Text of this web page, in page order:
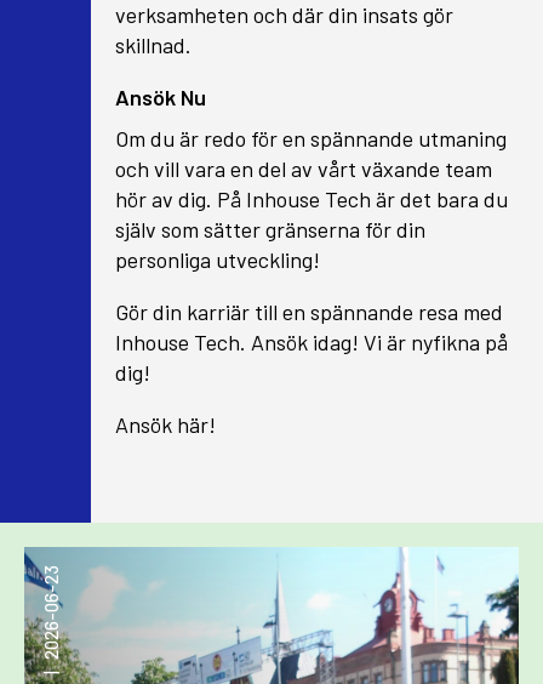
verksamheten och där din insats gör
skillnad.
Ansök Nu
Om du är redo för en spännande utmaning
och vill vara en del av vårt växande team
hör av dig. På Inhouse Tech är det bara du
själv som sätter gränserna för din
personliga utveckling!
Gör din karriär till en spännande resa med
Inhouse Tech. Ansök idag! Vi är nyfikna på
dig!
Ansök här!
|
2026-06-23